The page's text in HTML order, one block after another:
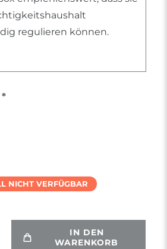
regulieren können.
*
NICHT VERFÜGBAR
IN DEN
WARENKORB